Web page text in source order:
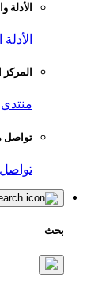
الأدلة
المركز
منتدى
تواصل
بحث